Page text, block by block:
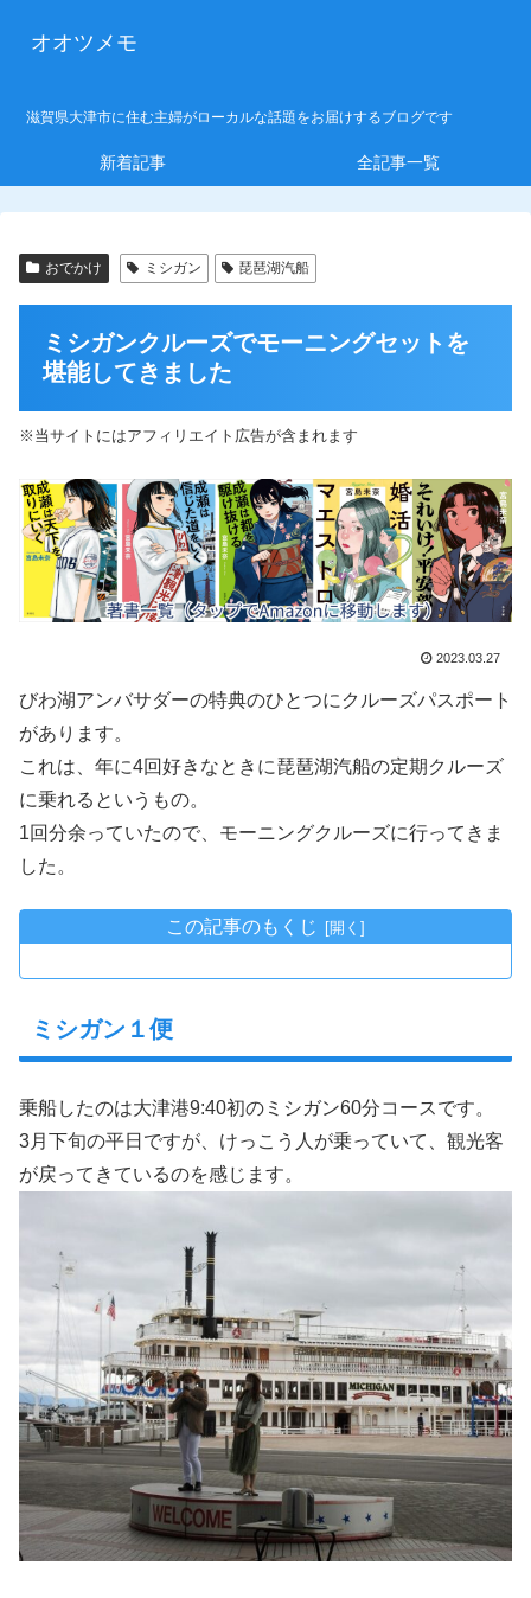
オオツメモ
滋賀県大津市に住む主婦がローカルな話題をお届けするブログです
新着記事 全記事一覧
おでかけ ミシガン 琵琶湖汽船
ミシガンクルーズでモーニングセットを
堪能してきました
※当サイトにはアフィリエイト広告が含まれます
2023.03.27
びわ湖アンバサダーの特典のひとつにクルーズパスポート
があります。
これは、年に4回好きなときに琵琶湖汽船の定期クルーズ
に乗れるというもの。
1回分余っていたので、モーニングクルーズに行ってきま
した。
この記事のもくじ
ミシガン１便
乗船したのは大津港9:40初のミシガン60分コースです。
3月下旬の平日ですが、けっこう人が乗っていて、観光客
が戻ってきているのを感じます。